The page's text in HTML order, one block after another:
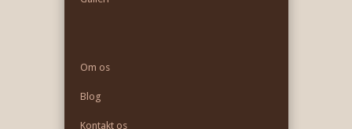
Om os
Blog
Kontakt os